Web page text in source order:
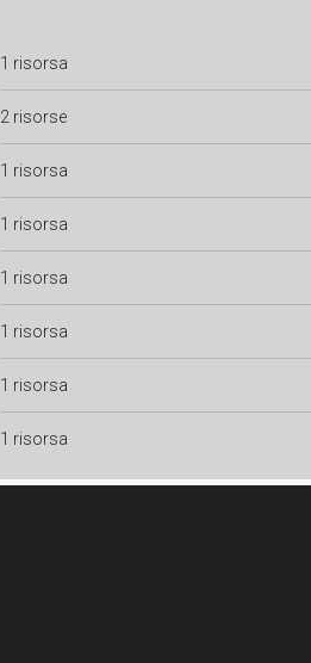
1 risorsa
2 risorse
1 risorsa
1 risorsa
1 risorsa
1 risorsa
1 risorsa
1 risorsa